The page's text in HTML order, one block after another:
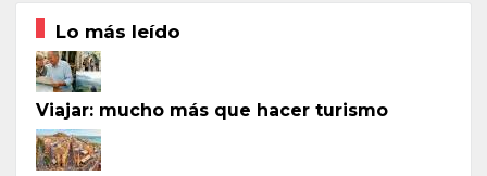
Lo más leído
Viajar: mucho más que hacer turismo